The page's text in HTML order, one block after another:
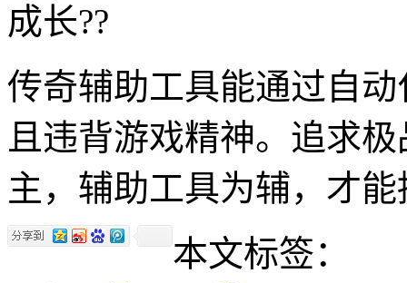
成长??
传奇辅助工具能通过自
且违背游戏精神。追求
主，辅助工具为辅，才
本文标签：